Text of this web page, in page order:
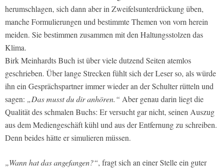
herumschlagen, sich dann aber in Zweifelsunterdrückung üben,
manche Formulierungen und bestimmte Themen von vorn herein
meiden. Sie bestimmen zusammen mit den Haltungsstolzen das
Klima.
Birk Meinhardts Buch ist über viele dutzend Seiten atemlos
geschrieben. Über lange Strecken fühlt sich der Leser so, als würde
ihn ein Gesprächspartner immer wieder an der Schulter rütteln und
sagen: „Das musst du dir anhören.“ Aber genau darin liegt die
Qualität des schmalen Buchs: Er versucht gar nicht, seinen Auszug
aus dem Mediengeschäft kühl und aus der Entfernung zu schreiben.
Denn beides hätte er simulieren müssen.
„Wann hat das angefangen?“, fragt sich an einer Stelle ein guter